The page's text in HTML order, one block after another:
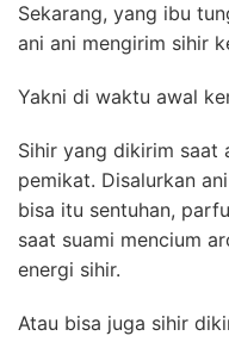
Sekarang, yang ibu
ani ani mengirim sihir
Yakni di waktu awal
Sihir yang dikirim saat
pemikat. Disalurkan
bisa itu sentuhan,
saat suami mencium
energi sihir.
Atau bisa juga sihir